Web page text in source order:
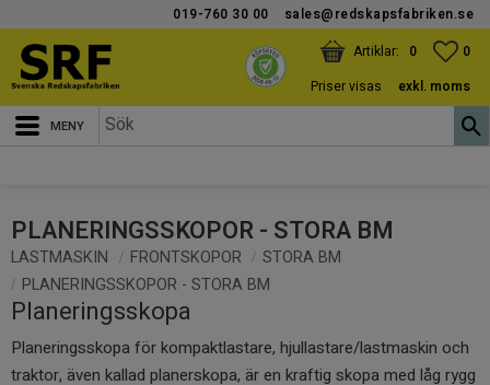
Meny
019-760 30 00 sales@redskapsfabriken.se
0
KUNDVAGN
ANTAL PRODUKTER:
0
Priser visas
exkl. moms
PLANERINGSSKOPOR - STORA BM
LASTMASKIN FRONTSKOPOR
STORA BM
PLANERINGSSKOPOR - STORA BM
Planeringsskopa
Planeringsskopa för kompaktlastare, hjullastare/lastmaskin och
traktor, även kallad planerskopa, är en kraftig skopa med låg rygg